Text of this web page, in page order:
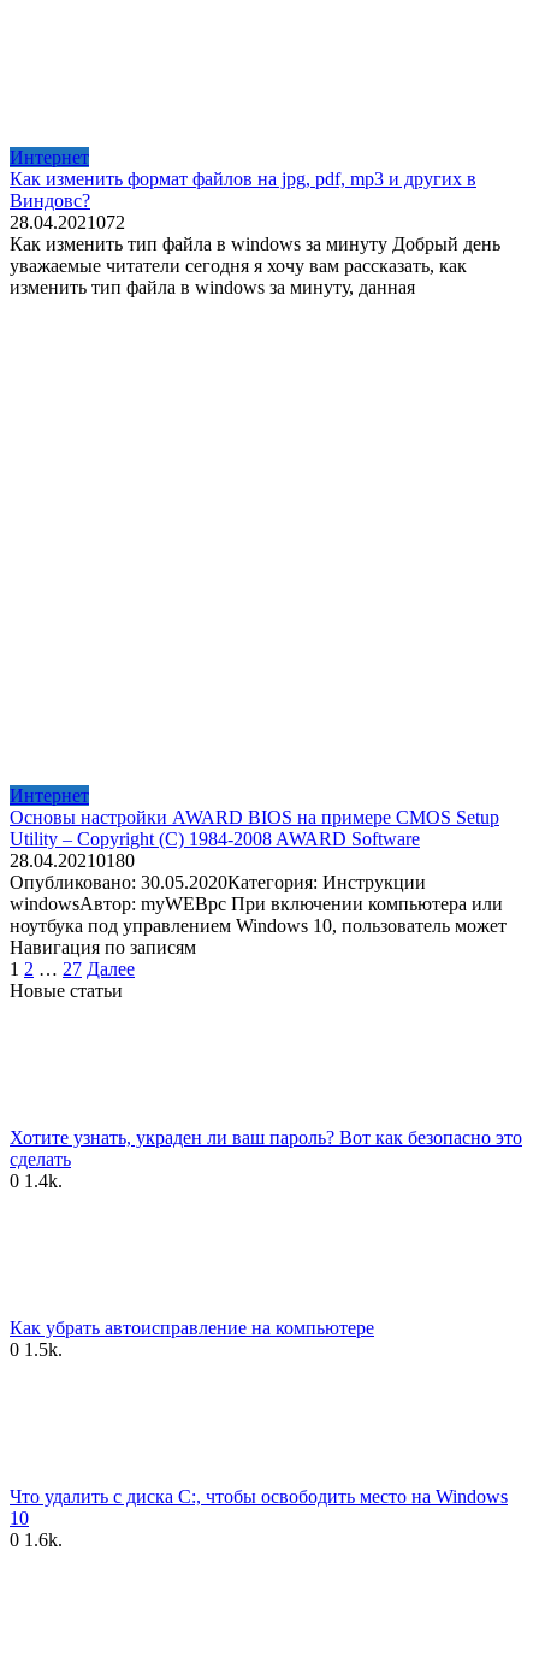
Интернет
Как изменить формат файлов на jpg, pdf, mp3 и других в
Виндовс?
28.04.2021072
Как изменить тип файла в windows за минуту Добрый день
уважаемые читатели сегодня я хочу вам рассказать, как
изменить тип файла в windows за минуту, данная
Интернет
Основы настройки AWARD BIOS на примере CMOS Setup
Utility – Copyright (C) 1984-2008 AWARD Software
28.04.20210180
Опубликовано: 30.05.2020Категория: Инструкции
windowsАвтор: myWEBpc При включении компьютера или
ноутбука под управлением Windows 10, пользователь может
Навигация по записям
1 2 … 27 Далее
Новые статьи
Хотите узнать, украден ли ваш пароль? Вот как безопасно это
сделать
0 1.4k.
Как убрать автоисправление на компьютере
0 1.5k.
Что удалить с диска C:, чтобы освободить место на Windows
10
0 1.6k.